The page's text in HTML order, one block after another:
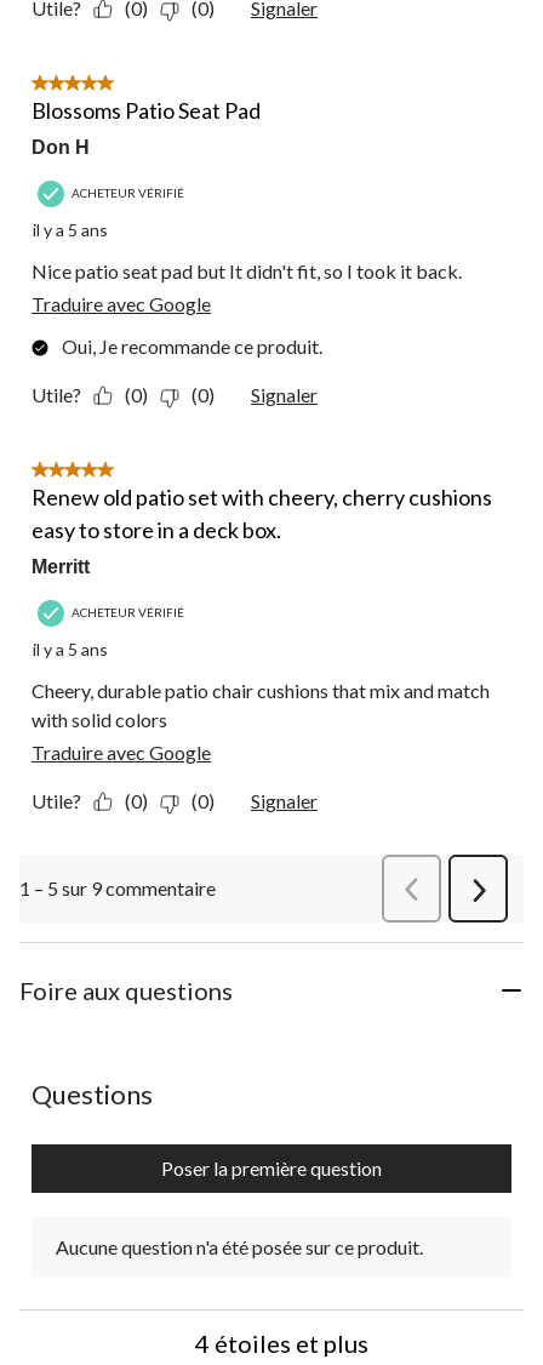
Utile? (0) (0) Signaler
5 étoile(s) sur 5.
Blossoms Patio Seat Pad
Don H
ACHETEUR VÉRIFIÉ
il y a 5 ans
Nice patio seat pad but It didn't fit, so I took it back.
Traduire avec Google
Oui, Je recommande ce produit.
Utile? (0) (0) Signaler
5 étoile(s) sur 5.
Renew old patio set with cheery, cherry cushions
easy to store in a deck box.
Merritt
ACHETEUR VÉRIFIÉ
il y a 5 ans
Cheery, durable patio chair cushions that mix and match
with solid colors
Traduire avec Google
Utile? (0) (0) Signaler
1 – 5 sur 9 commentaire
Suivant
Foire aux questions
Aucune question n'a été posée sur ce produit.
Questions
Poser la première question
Aucune question n'a été posée sur ce produit.
4 étoiles et plus